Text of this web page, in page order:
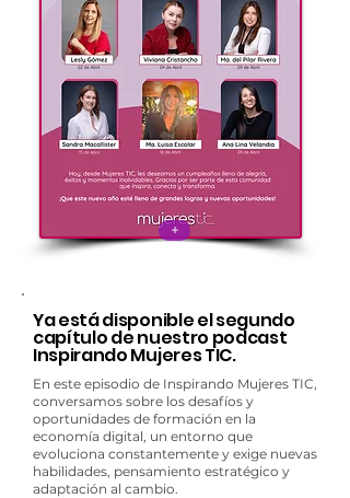
+
Ya está disponible el segundo
capítulo de nuestro podcast
Inspirando Mujeres TIC.
En este episodio de Inspirando Mujeres TIC,
conversamos sobre los desafíos y
oportunidades de formación en la
economía digital, un entorno que
evoluciona constantemente y exige nuevas
habilidades, pensamiento estratégico y
adaptación al cambio.